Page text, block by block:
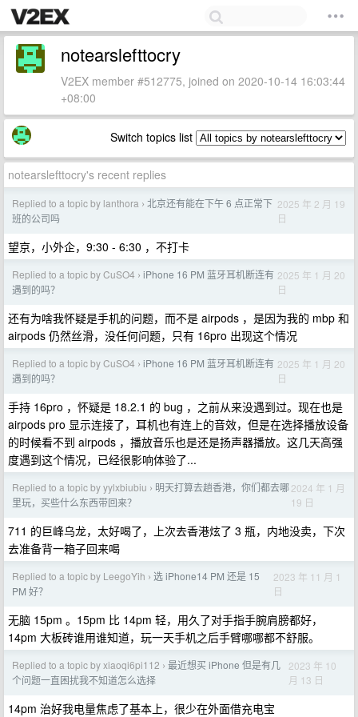
notearslefttocry
V2EX member #512775, joined on 2020-10-14 16:03:44
+08:00
Switch topics list
notearslefttocry's recent replies
Replied to a topic by lanthora › 北京还有能在下午 6 点正常下
班的公司吗
2025 年 2 月 19
日
望京，小外企，9:30 - 6:30 ，不打卡
Replied to a topic by CuSO4 › iPhone 16 PM 蓝牙耳机断连有
遇到的吗？
2025 年 1 月 20
日
还有为啥我怀疑是手机的问题，而不是 airpods ，是因为我的 mbp 和
airpods 仍然丝滑，没任何问题，只有 16pro 出现这个情况
Replied to a topic by CuSO4 › iPhone 16 PM 蓝牙耳机断连有
遇到的吗？
2025 年 1 月 20
日
手持 16pro ，怀疑是 18.2.1 的 bug ，之前从来没遇到过。现在也是
airpods pro 显示连接了，耳机也有连上的音效，但是在选择播放设备
的时候看不到 airpods ，播放音乐也是还是扬声器播放。这几天高强
度遇到这个情况，已经很影响体验了...
Replied to a topic by yylxbiubiu › 明天打算去趟香港，你们都去哪
里玩，买些什么东西带回来？
2024 年 1 月
19 日
711 的巨峰乌龙，太好喝了，上次去香港炫了 3 瓶，内地没卖，下次
去准备背一箱子回来喝
Replied to a topic by LeegoYih › 选 iPhone14 PM 还是 15
PM 好？
2023 年 11 月 1
日
无脑 15pm 。15pm 比 14pm 轻，用久了对手指手腕肩膀都好，
14pm 大板砖谁用谁知道，玩一天手机之后手臂哪哪都不舒服。
Replied to a topic by xiaoqi6pi112 › 最近想买 iPhone 但是有几
个问题一直困扰我不知道怎么选择
2023 年 10
月 13 日
14pm 治好我电量焦虑了基本上，很少在外面借充电宝